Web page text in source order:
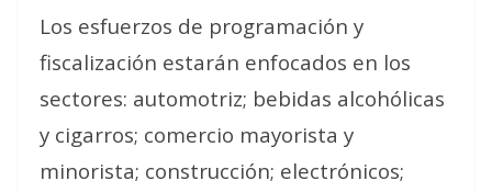
Los esfuerzos de programación y
fiscalización estarán enfocados en los
sectores: automotriz; bebidas alcohólicas
y cigarros; comercio mayorista y
minorista; construcción; electrónicos;